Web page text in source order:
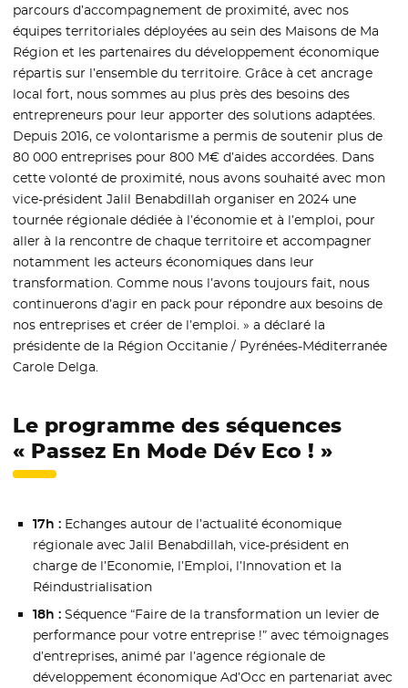
parcours d’accompagnement de proximité, avec nos
équipes territoriales déployées au sein des Maisons de Ma
Région et les partenaires du développement économique
répartis sur l’ensemble du territoire. Grâce à cet ancrage
local fort, nous sommes au plus près des besoins des
entrepreneurs pour leur apporter des solutions adaptées.
Depuis 2016, ce volontarisme a permis de soutenir plus de
80 000 entreprises pour 800 M€ d’aides accordées. Dans
cette volonté de proximité, nous avons souhaité avec mon
vice-président Jalil Benabdillah organiser en 2024 une
tournée régionale dédiée à l’économie et à l’emploi, pour
aller à la rencontre de chaque territoire et accompagner
notamment les acteurs économiques dans leur
transformation. Comme nous l’avons toujours fait, nous
continuerons d’agir en pack pour répondre aux besoins de
nos entreprises et créer de l’emploi. » a déclaré la
présidente de la Région Occitanie / Pyrénées-Méditerranée
Carole Delga.
Le programme des séquences
« Passez En Mode Dév Eco ! »
17h : Echanges autour de l’actualité économique
régionale avec Jalil Benabdillah, vice-président en
charge de l’Economie, l’Emploi, l’Innovation et la
Réindustrialisation
18h : Séquence “Faire de la transformation un levier de
performance pour votre entreprise !” avec témoignages
d’entreprises, animé par l’agence régionale de
développement économique Ad’Occ en partenariat avec